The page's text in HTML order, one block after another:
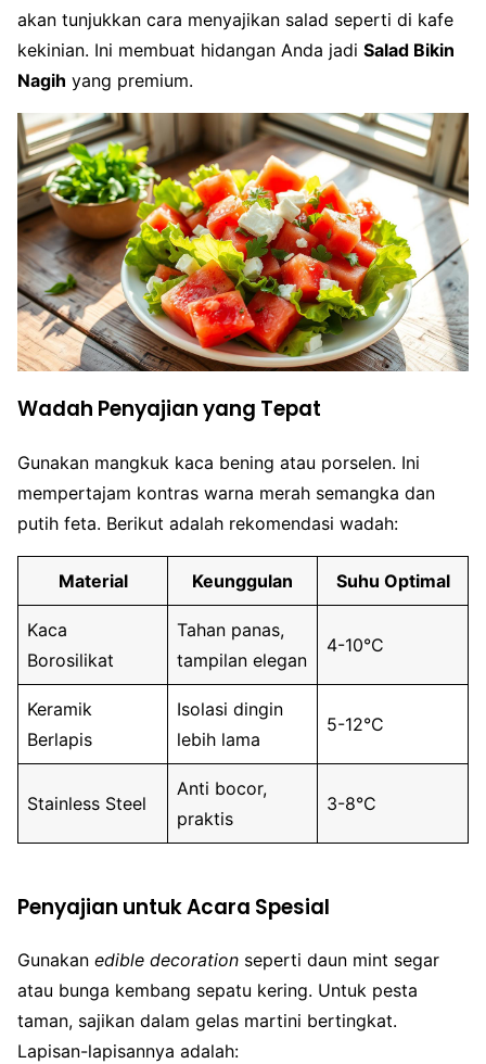
akan tunjukkan cara menyajikan salad seperti di kafe
kekinian. Ini membuat hidangan Anda jadi Salad Bikin
Nagih yang premium.
Wadah Penyajian yang Tepat
Gunakan mangkuk kaca bening atau porselen. Ini
mempertajam kontras warna merah semangka dan
putih feta. Berikut adalah rekomendasi wadah:
Material Keunggulan Suhu Optimal
Kaca
Borosilikat
Tahan panas,
tampilan elegan
4-10°C
Keramik
Berlapis
Isolasi dingin
lebih lama
5-12°C
Stainless Steel
Anti bocor,
praktis
3-8°C
Penyajian untuk Acara Spesial
Gunakan edible decoration seperti daun mint segar
atau bunga kembang sepatu kering. Untuk pesta
taman, sajikan dalam gelas martini bertingkat.
Lapisan-lapisannya adalah: